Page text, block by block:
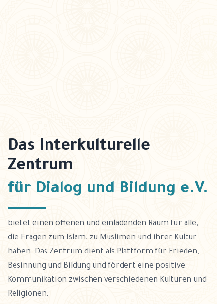
Das Interkulturelle
Zentrum
für Dialog und Bildung e.V.
bietet einen offenen und einladenden Raum für alle,
die Fragen zum Islam, zu Muslimen und ihrer Kultur
haben. Das Zentrum dient als Plattform für Frieden,
Besinnung und Bildung und fördert eine positive
Kommunikation zwischen verschiedenen Kulturen und
Religionen.